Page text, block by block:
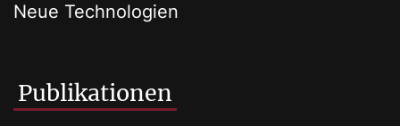
Neue Technologien
Publikationen